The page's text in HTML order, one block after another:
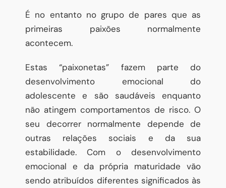
É no entanto no grupo de pares que as
primeiras paixões normalmente
acontecem.
Estas “paixonetas” fazem parte do
desenvolvimento emocional do
adolescente e são saudáveis enquanto
não atingem comportamentos de risco. O
seu decorrer normalmente depende de
outras relações sociais e da sua
estabilidade. Com o desenvolvimento
emocional e da própria maturidade vão
sendo atribuídos diferentes significados às